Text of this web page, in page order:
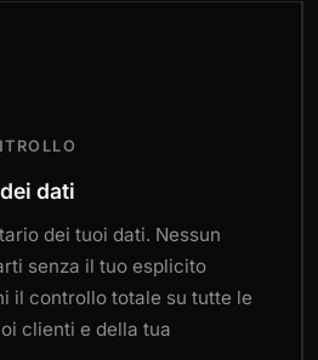
dati
dei tuoi dati. Nessun
senza il tuo esplicito
il controllo totale su tutte le
clienti e della tua